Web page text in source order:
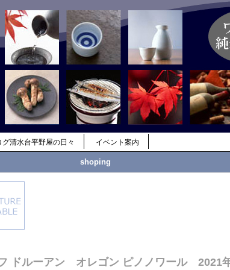
グ清水台平野屋の日々 イベント案内
shoping
ドルーアン オレゴン ピノノワール 2021